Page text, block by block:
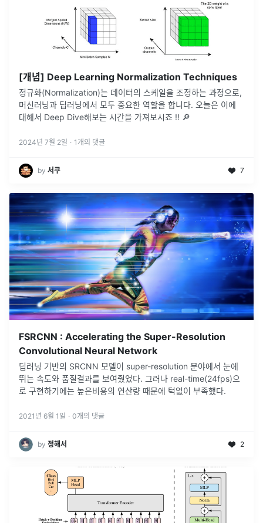
[개념] Deep Learning Normalization Techniques
정규화(Normalization)는 데이터의 스케일을 조정하는 과정으로,
머신러닝과 딥러닝에서 모두 중요한 역할을 합니다. 오늘은 이에
대해서 Deep Dive해보는 시간을 가져보시죠 !! 🔎
2024년 7월 2일 · 1 개의 댓글
by 서쿠 7
FSRCNN : Accelerating the Super-Resolution
Convolutional Neural Network
딥러닝 기반의 SRCNN 모델이 super-resolution 분야에서 눈에
뛰는 속도와 품질결과를 보여줬었다. 그러나 real-time(24fps)으
로 구현하기에는 높은비용의 연산량 때문에 턱없이 부족했다.
2021년 6월 1일 · 0개의 댓글
by 정해서 2